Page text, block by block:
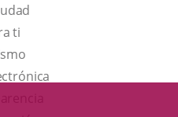
ti
Este
enlace